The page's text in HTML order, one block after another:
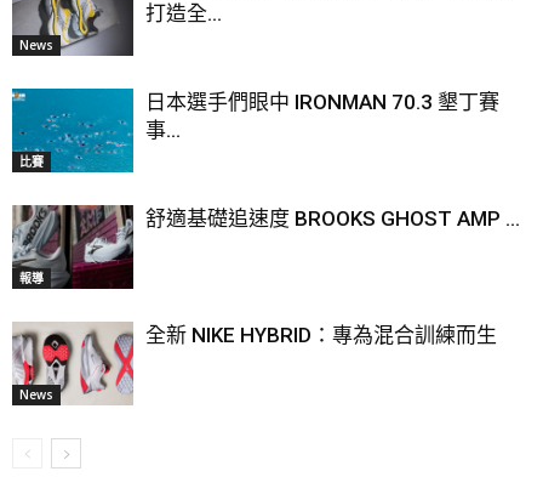
News
打造全...
比賽
日本選手們眼中 IRONMAN 70.3 墾丁賽
事...
報導
舒適基礎追速度 BROOKS GHOST AMP ...
News
全新 NIKE HYBRID：專為混合訓練而生